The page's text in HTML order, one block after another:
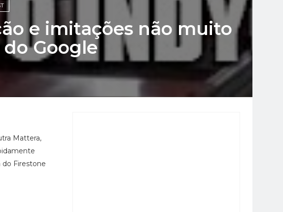
e imitações não muito
Google
Mattera,
do Firestone